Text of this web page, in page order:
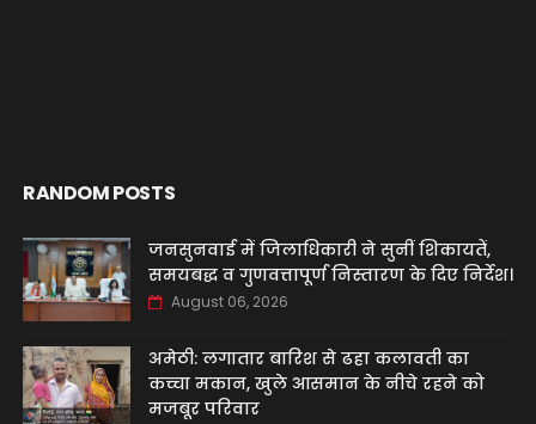
RANDOM POSTS
जनसुनवाई में जिलाधिकारी ने सुनीं शिकायतें,
समयबद्ध व गुणवत्तापूर्ण निस्तारण के दिए निर्देश।
August 06, 2026
अमेठी: लगातार बारिश से ढहा कलावती का
कच्चा मकान, खुले आसमान के नीचे रहने को
मजबूर परिवार